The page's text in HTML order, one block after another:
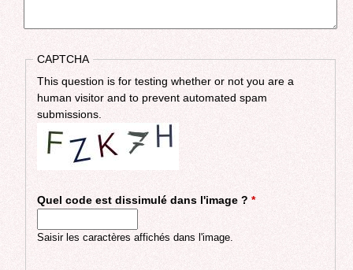
CAPTCHA
This question is for testing whether or not you are a
human visitor and to prevent automated spam
submissions.
Quel code est dissimulé dans l'image ? *
Saisir les caractères affichés dans l'image.